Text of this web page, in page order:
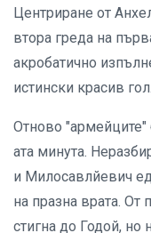
Центриране от
втора греда на
акробатично
истински красив гол.
Отново "армейците"
ата минута.
и Милосавлйевич
на празна врата. От
стигна до Годой, но